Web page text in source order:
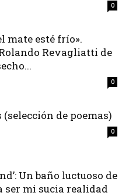
0
mate esté frío».
Revagliatti de
0
(selección de poemas)
0
Un baño luctuoso de
ser mi sucia realidad